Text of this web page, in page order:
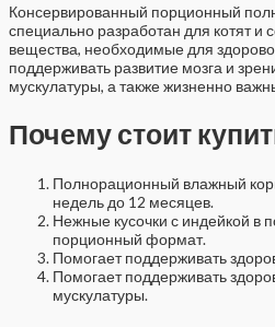
Консервированный порционный
специально разработан для котят и
вещества, необходимые для
поддерживать развитие мозга и
мускулатуры, а также жизненно
Почему стоит
Полнорационный влажный
недель до 12 месяцев.
Нежные кусочки с индейкой в
порционный формат.
Помогает поддерживать
Помогает поддерживать
мускулатуры.